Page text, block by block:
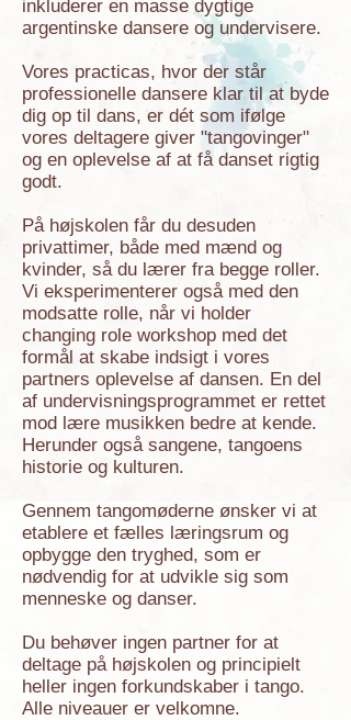
inkluderer en masse dygtige
argentinske dansere og undervisere.
Vores practicas, hvor der står
professionelle dansere klar til at byde
dig op til dans, er dét som ifølge
vores deltagere giver "tangovinger"
og en oplevelse af at få danset rigtig
godt.
På højskolen får du desuden
privattimer, både med mænd og
kvinder, så du lærer fra begge roller.
Vi eksperimenterer også med den
modsatte rolle, når vi holder
changing role workshop med det
formål at skabe indsigt i vores
partners oplevelse af dansen. En del
af undervisningsprogrammet er rettet
mod lære musikken bedre at kende.
Herunder også sangene, tangoens
historie og kulturen.
Gennem tangomøderne ønsker vi at
etablere et fælles læringsrum og
opbygge den tryghed, som er
nødvendig for at udvikle sig som
menneske og danser.
Du behøver ingen partner for at
deltage på højskolen og principielt
heller ingen forkundskaber i tango.
Alle niveauer er velkomne.